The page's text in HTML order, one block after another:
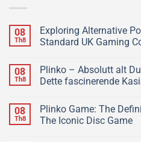
08
Th8
Exploring Alternative
Standard UK Gaming
08
Th8
Plinko – Absolutt alt
Dette fascinerende
08
Th8
Plinko Game: The
The Iconic Disc Game